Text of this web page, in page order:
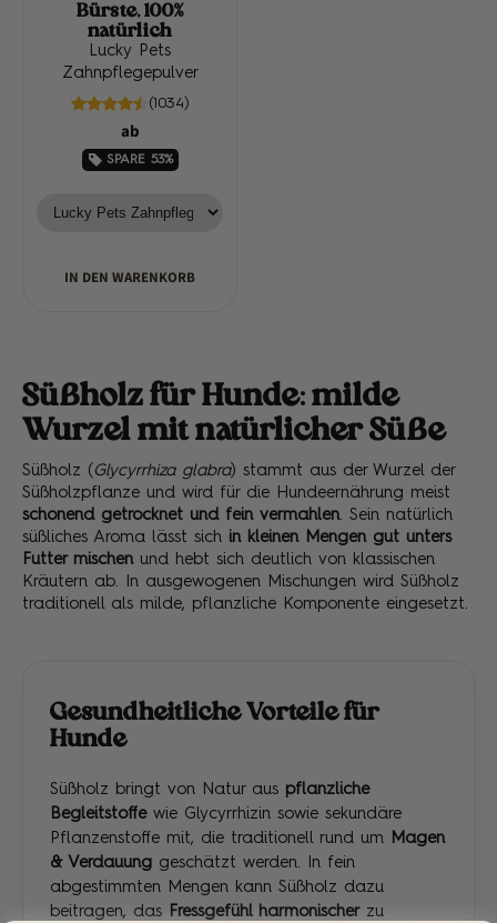
Bürste, 100%
natürlich
Lucky Pets
Zahnpflegepulver
(1034)
ab
SPARE 53%
IN DEN WARENKORB
Süßholz für Hunde: milde
Wurzel mit natürlicher Süße
Süßholz ( Glycyrrhiza glabra) stammt aus der Wurzel der
Süßholzpflanze und wird für die Hundeernährung meist
schonend getrocknet und fein vermahlen. Sein natürlich
süßliches Aroma lässt sich in kleinen Mengen gut unters
Futter mischenund hebt sich deutlich von klassischen
Kräutern ab. In ausgewogenen Mischungen wird Süßholz
traditionell als milde, pflanzliche Komponente eingesetzt.
Gesundheitliche Vorteile für
Hunde
Süßholz bringt von Natur aus pflanzliche
Begleitstoffewie Glycyrrhizin sowie sekundäre
Pflanzenstoffe mit, die traditionell rund um Magen
& Verdauung geschätzt werden. In fein
abgestimmten Mengen kann Süßholz dazu
beitragen, das Fressgefühl harmonischerzu